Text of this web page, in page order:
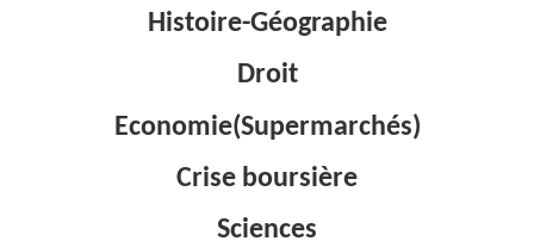
Histoire-Géographie
Droit
Economie(Supermarchés)
Crise boursière
Sciences